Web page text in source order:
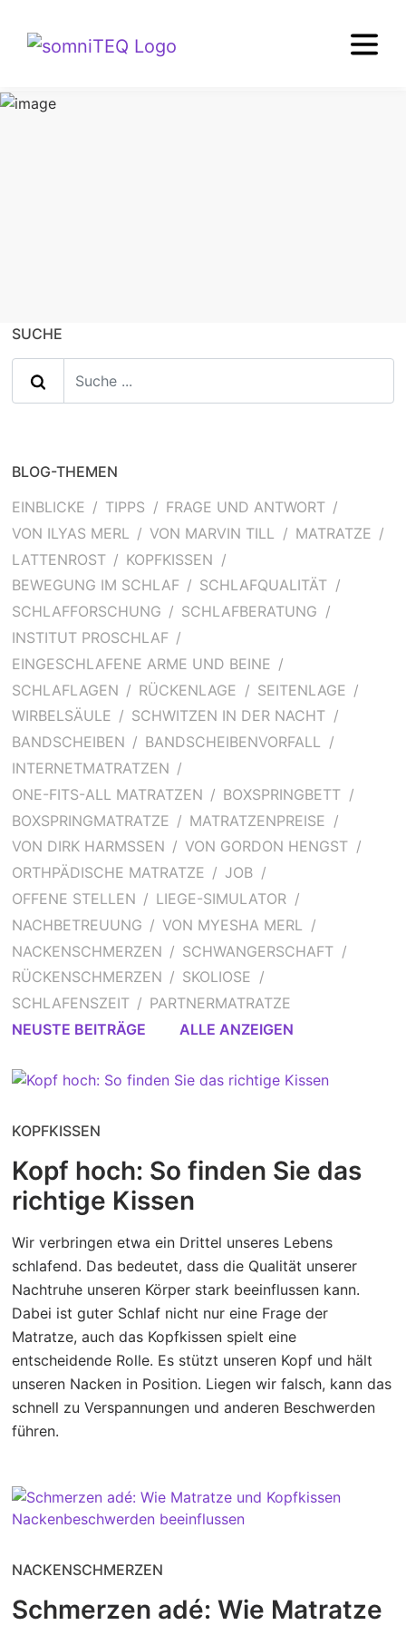
SUCHE
BLOG-THEMEN
EINBLICKE
TIPPS
FRAGE UND ANTWORT
VON ILYAS MERL
VON MARVIN TILL
MATRATZE
LATTENROST
KOPFKISSEN
BEWEGUNG IM SCHLAF
SCHLAFQUALITÄT
SCHLAFFORSCHUNG
SCHLAFBERATUNG
INSTITUT PROSCHLAF
EINGESCHLAFENE ARME UND BEINE
SCHLAFLAGEN
RÜCKENLAGE
SEITENLAGE
WIRBELSÄULE
SCHWITZEN IN DER NACHT
BANDSCHEIBEN
BANDSCHEIBENVORFALL
INTERNETMATRATZEN
ONE-FITS-ALL MATRATZEN
BOXSPRINGBETT
BOXSPRINGMATRATZE
MATRATZENPREISE
VON DIRK HARMSSEN
VON GORDON HENGST
ORTHPÄDISCHE MATRATZE
JOB
OFFENE STELLEN
LIEGE-SIMULATOR
NACHBETREUUNG
VON MYESHA MERL
NACKENSCHMERZEN
SCHWANGERSCHAFT
RÜCKENSCHMERZEN
SKOLIOSE
SCHLAFENSZEIT
PARTNERMATRATZE
NEUSTE BEITRÄGE
ALLE ANZEIGEN
KOPFKISSEN
Kopf hoch: So finden Sie das
richtige Kissen
Wir verbringen etwa ein Drittel unseres Lebens
schlafend. Das bedeutet, dass die Qualität unserer
Nachtruhe unseren Körper stark beeinflussen kann.
Dabei ist guter Schlaf nicht nur eine Frage der
Matratze, auch das Kopfkissen spielt eine
entscheidende Rolle. Es stützt unseren Kopf und hält
unseren Nacken in Position. Liegen wir falsch, kann das
schnell zu Verspannungen und anderen Beschwerden
führen.
NACKENSCHMERZEN
Schmerzen adé: Wie Matratze